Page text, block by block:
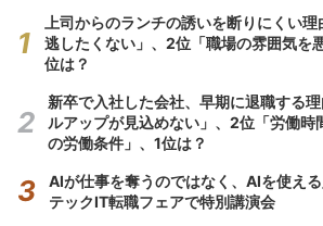
上司からのランチの誘いを断りにくい
逃したくない」、2位「職場の雰囲気を
位は？
新卒で入社した会社、早期に退職する
ルアップが見込めない」、2位「労働時
の労働条件」、1位は？
AIが仕事を奪うのではなく、AIを使え
テックIT転職フェアで特別講演会